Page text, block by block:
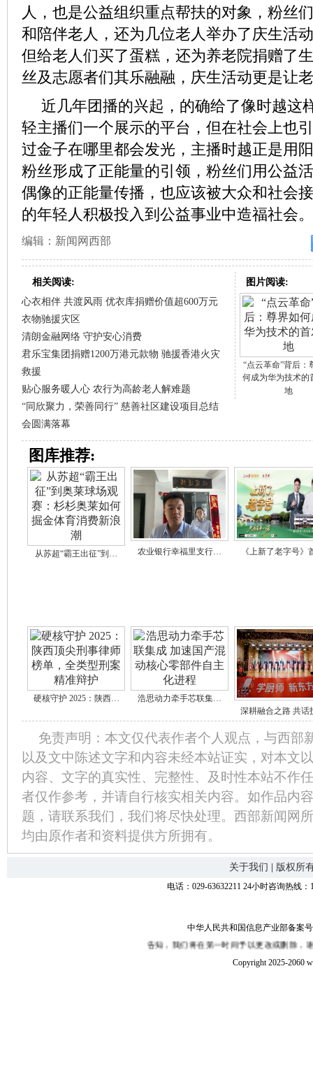
人，也是公益组织重点帮扶的对象，粉丝
和陪伴老人，还为几位老人举办了庆生活
但给老人们买了蛋糕，还为养老院捐赠了
丝及志愿者们其乐融融，庆生活动更是让
近几年团播的兴起，的确给了像时越这
轻主播们一个展示的平台，但在社会上也
过金子在哪里都会发光，主播时越正是用
粉丝形成了正能量的引领，粉丝们用公益
偶像的正能量传播，也应该被大众和社会
的年轻人积极投入到公益事业中造福社会。
编辑：新闻网西部
相关阅读:
心衣相伴 共渡风雨 优衣库捐赠价值超600万元
衣物驰援灾区
清朗金融网络 守护安心消费
君乐宝集团捐赠1200万港元款物 驰援香港火灾
救援
贴心服务暖人心 农行为高龄老人解难题
“同欣聚力，荣善同行” 慈善社区建设项目总结
会圆满落幕
图片阅读:
“点云革命”背后：
何成为华为技术的
地
图库推荐:
从苏超“霸王出征”到… 农业银行幸福里支行… 《上新了老字号
硬核守护 2025：陕西…
浩思动力牵手芯联集…
深耕融合之路 共
免责声明：本文仅代表作者个人观点，与西部
以及文中陈述文字和内容未经本站证实，对本文
内容、文字的真实性、完整性、及时性本站不作
者仅作参考，并请自行核实相关内容。如作品内
题，请联系我们，我们将尽快处理。西部新闻网
均由原作者和资料提供方所拥有。
关于我们 版权所
电话：029-63632211 24小时咨询热线
中华人民共和国信息产业部备案
疑，敬请在30日内来函或来电告知，我们将在第一时间予以更改或删除，谢
Copyright 2025-2060